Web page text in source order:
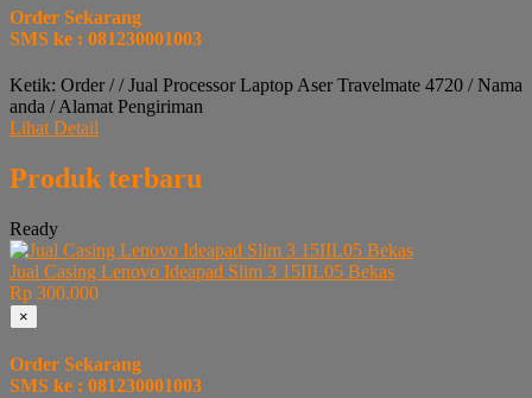
Order Sekarang
SMS ke : 081230001003
Ketik: Order / / Jual Processor Laptop Aser Travelmate 4720 / Nama
anda / Alamat Pengiriman
Lihat Detail
Produk terbaru
Ready
Jual Casing Lenovo Ideapad Slim 3 15IIL05 Bekas
Rp 300.000
×
Order Sekarang
SMS ke : 081230001003